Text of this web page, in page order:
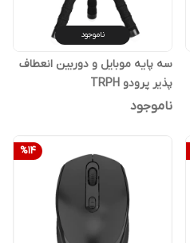
ناموجود
سه پایه موبایل و دوربین انعطاف
پذیر پرودو TRPH
ناموجود
%14